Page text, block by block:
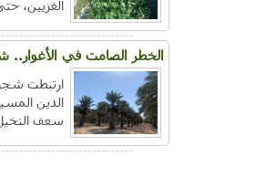
الغزيين،
الخطر الصامت في الأغوار..
ارتبطت
الدين
سعف